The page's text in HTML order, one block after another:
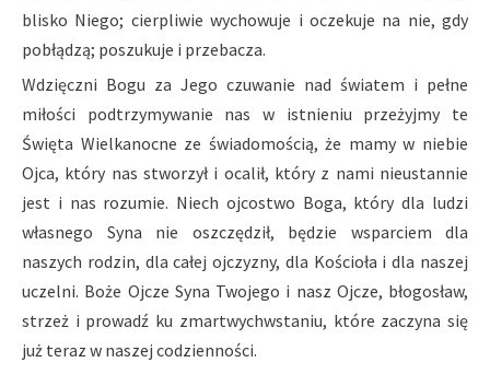
blisko Niego; cierpliwie wychowuje i oczekuje na nie, gdy
pobłądzą; poszukuje i przebacza.
Wdzięczni Bogu za Jego czuwanie nad światem i pełne
miłości podtrzymywanie nas w istnieniu przeżyjmy te
Święta Wielkanocne ze świadomością, że mamy w niebie
Ojca, który nas stworzył i ocalił, który z nami nieustannie
jest i nas rozumie. Niech ojcostwo Boga, który dla ludzi
własnego Syna nie oszczędził, będzie wsparciem dla
naszych rodzin, dla całej ojczyzny, dla Kościoła i dla naszej
uczelni. Boże Ojcze Syna Twojego i nasz Ojcze, błogosław,
strzeż i prowadź ku zmartwychwstaniu, które zaczyna się
już teraz w naszej codzienności.